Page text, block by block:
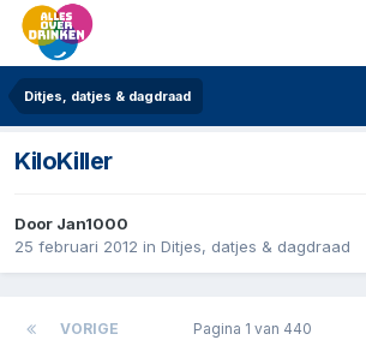
Ditjes, datjes & dagdraad
KiloKiller
Door Jan1000
25 februari 2012 in Ditjes, datjes & dagdraad
VORIGE Pagina 1 van 440